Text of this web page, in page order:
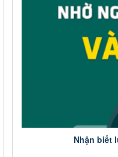
Nhận biết